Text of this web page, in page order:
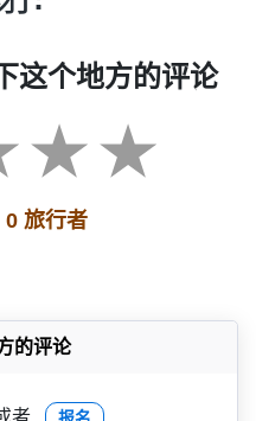
这个地方的评论
0 旅行者
的评论